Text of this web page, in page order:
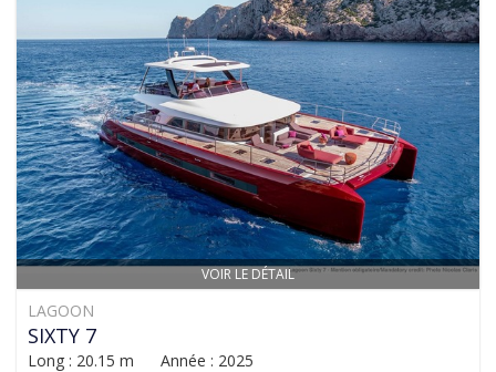
VOIR LE DÉTAIL
LAGOON
SIXTY 7
Long : 20.15 m Année : 2025